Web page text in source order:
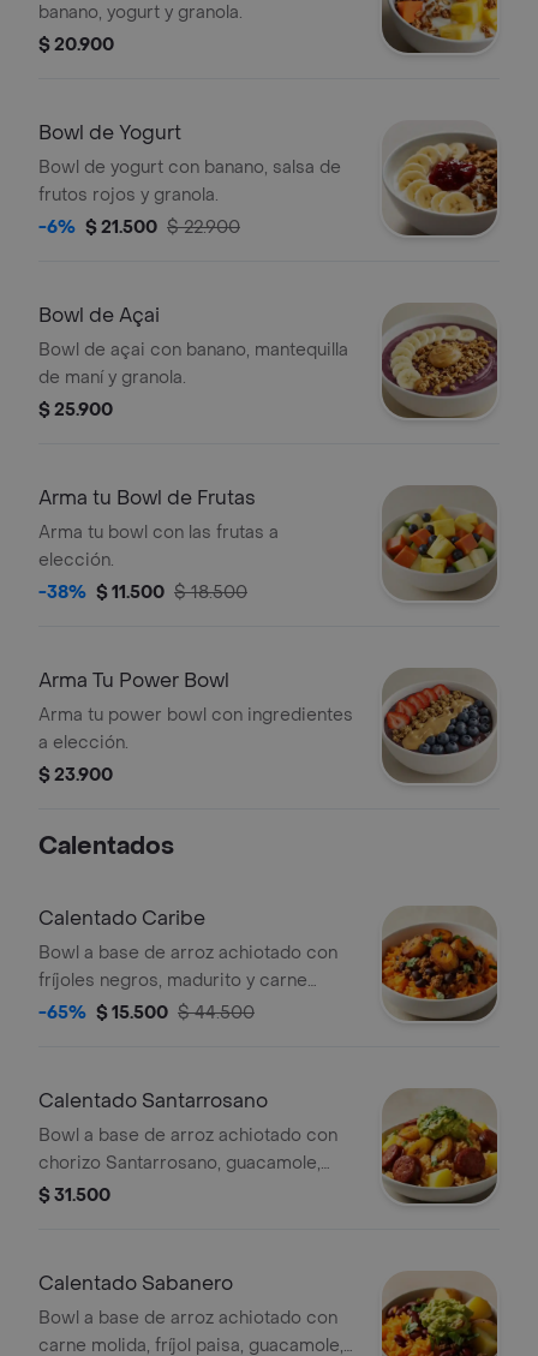
banano, yogurt y granola.
$ 20.900
Bowl de Yogurt
Bowl de yogurt con banano, salsa de
frutos rojos y granola.
-6% $ 21.500 $ 22.900
Bowl de Açai
Bowl de açai con banano, mantequilla
de maní y granola.
$ 25.900
Arma tu Bowl de Frutas
Arma tu bowl con las frutas a
elección.
-38% $ 11.500 $ 18.500
Arma Tu Power Bowl
Arma tu power bowl con ingredientes
a elección.
$ 23.900
Calentados
Calentado Caribe
Bowl a base de arroz achiotado con
fríjoles negros, madurito y carne
molida. Recomendado con adición de
-65% $ 15.500 $ 44.500
Calentado Santarrosano
Bowl a base de arroz achiotado con
chorizo Santarrosano, guacamole,
papa, madurito y un toque de cilantro.
$ 31.500
Calentado Sabanero
Bowl a base de arroz achiotado con
carne molida, fríjol paisa, guacamole,